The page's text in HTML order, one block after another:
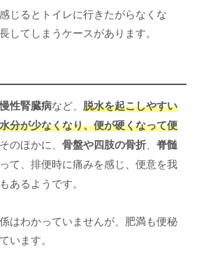
じるとトイレに行きたがらなくな
してしまうケースがあります。
慢性腎臓病など、 脱水を起こしやすい
分が少なくなり、便が硬くなって便
そのほかに、 骨盤や四肢の骨折 、脊髄
て、排便時に痛みを感じ、便意を我
あるようです。
はわかっていませんが、肥満も便秘
います。